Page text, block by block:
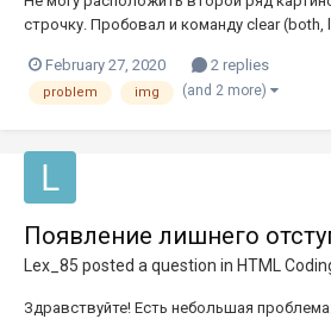
строчку. Пробовал и команду clear
помощь.На всякий случай прикреплю ещё
style.css
February 27, 2020 2 replies
problem img (and 2 more)
Появление лишнего
Lex_85 posted a question in HTML
Здравствуйте! Есть небольшая